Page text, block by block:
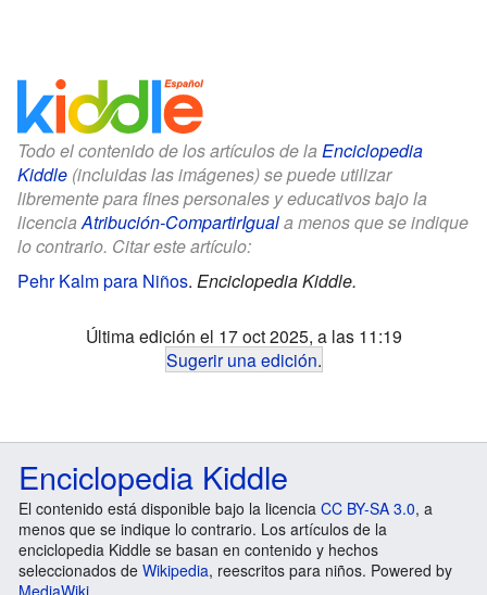
Todo el contenido de los artículos de la Enciclopedia
Kiddle (incluidas las imágenes) se puede utilizar
libremente para fines personales y educativos bajo la
licenciaAtribución-CompartirIguala menos que se indique
lo contrario. Citar este artículo:
Pehr Kalm para Niños. Enciclopedia Kiddle.
Última edición el 17 oct 2025, a las 11:19
Sugerir una edición.
Enciclopedia Kiddle
El contenido está disponible bajo la licencia CC BY-SA 3.0, a
menos que se indique lo contrario. Los artículos de la
enciclopedia Kiddle se basan en contenido y hechos
seleccionados de Wikipedia, reescritos para niños. Powered by
MediaWiki